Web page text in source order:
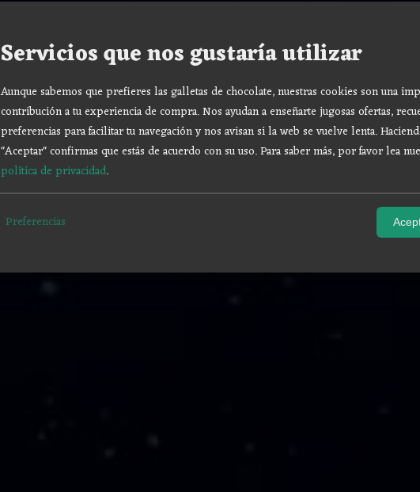
Servicios que nos gustaría utilizar
Aunque sabemos que prefieres las galletas de chocolate, nuestras cookies son una
contribución a tu experiencia de compra. Nos ayudan a enseñarte jugosas ofertas,
preferencias para facilitar tu navegación y nos avisan si la web se vuelve lenta.
"Aceptar" confirmas que estás de acuerdo con su uso.Para saber más, por favor lea
política de privacidad.
Preferencias